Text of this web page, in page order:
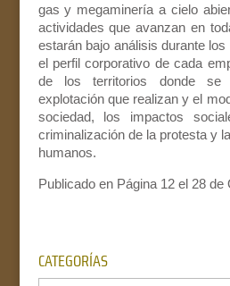
gas y megaminería a cielo
actividades que avanzan en
estarán bajo análisis durante
el perfil corporativo de cada
de los territorios donde
explotación que realizan y el
sociedad, los impactos
criminalización de la protesta y
humanos.
Publicado en Página 12 el 28 de
CATEGORÍAS